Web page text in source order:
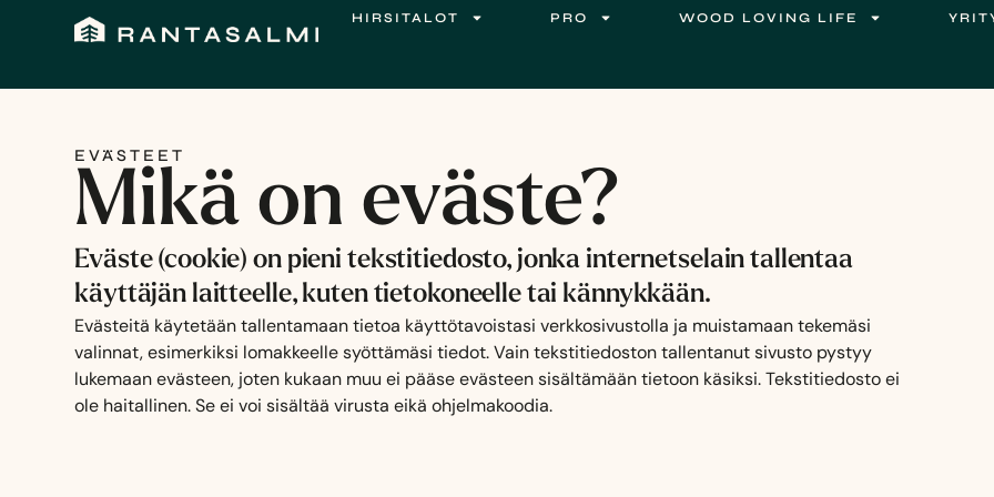
HIRSITALOT PRO WOOD LOVING LIFE
EVÄSTEET
Mikä on eväste?
Eväste (cookie) on pieni tekstitiedosto, jonka internetselain tallentaa
käyttäjän laitteelle, kuten tietokoneelle tai kännykkään.
Evästeitä käytetään tallentamaan tietoa käyttötavoistasi verkkosivustolla ja muistamaan tekemäsi
valinnat, esimerkiksi lomakkeelle syöttämäsi tiedot. Vain tekstitiedoston tallentanut sivusto pystyy
lukemaan evästeen, joten kukaan muu ei pääse evästeen sisältämään tietoon käsiksi. Tekstitiedosto ei
ole haitallinen. Se ei voi sisältää virusta eikä ohjelmakoodia.